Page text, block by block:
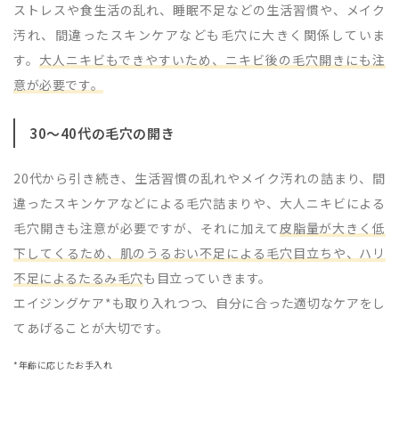
ストレスや食生活の乱れ、睡眠不足などの生活習慣や、メイク
汚れ、間違ったスキンケアなども毛穴に大きく関係していま
す。 大人ニキビもできやすいため、ニキビ後の毛穴開きにも注
意が必要です。
30～40代の毛穴の開き
20代から引き続き、生活習慣の乱れやメイク汚れの詰まり、間
違ったスキンケアなどによる毛穴詰まりや、大人ニキビによる
毛穴開きも注意が必要ですが、それに加えて皮脂量が大きく低
下してくるため、肌のうるおい不足による毛穴目立ちや、ハリ
不足によるたるみ毛穴も目立っていきます。
エイジングケア*も取り入れつつ、自分に合った適切なケアをし
てあげることが大切です。
*年齢に応じたお手入れ